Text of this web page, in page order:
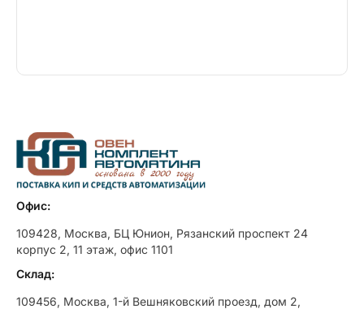
Офис:
109428, Москва, БЦ Юнион, Рязанский проспект 24
корпус 2, 11 этаж, офис 1101
Склад:
109456, Москва, 1-й Вешняковский проезд, дом 2,